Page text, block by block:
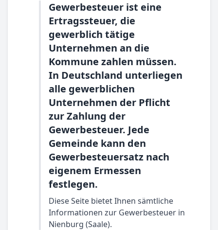
Gewerbesteuer ist eine
Ertragssteuer, die
gewerblich tätige
Unternehmen an die
Kommune zahlen müssen.
In Deutschland unterliegen
alle gewerblichen
Unternehmen der Pflicht
zur Zahlung der
Gewerbesteuer. Jede
Gemeinde kann den
Gewerbesteuersatz nach
eigenem Ermessen
festlegen.
Diese Seite bietet Ihnen sämtliche
Informationen zur Gewerbesteuer in
Nienburg (Saale).